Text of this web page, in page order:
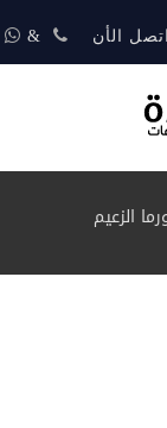
الأن &
الزعيم